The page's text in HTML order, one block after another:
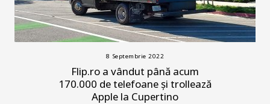
8 Septembrie 2022
Flip.ro a vândut până acum
170.000 de telefoane și trollează
Apple la Cupertino